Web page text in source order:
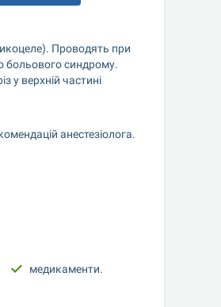
Проводять при
больового синдрому.
у верхній частині
анестезіолога.
медикаменти.